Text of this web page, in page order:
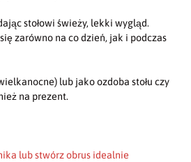
stołowi świeży, lekki wygląd.
zarówno na co dzień, jak i podczas
lub jako ozdoba stołu czy
na prezent.
lub stwórz obrus idealnie